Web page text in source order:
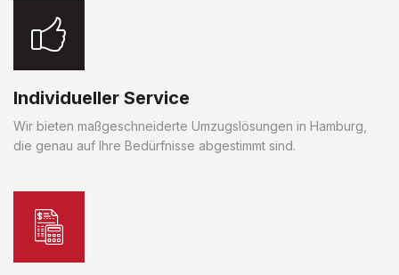
Individueller Service
Wir bieten maßgeschneiderte Umzugslösungen in Hamburg,
die genau auf Ihre Bedürfnisse abgestimmt sind.